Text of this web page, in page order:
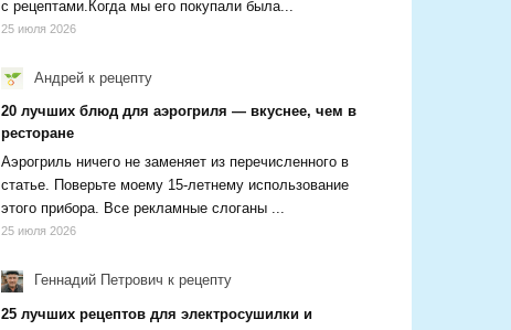
с рецептами.Когда мы его покупали была...
25 июля 2026
Андрей к рецепту
20 лучших блюд для аэрогриля — вкуснее, чем в
ресторане
Аэрогриль ничего не заменяет из перечисленного в
статье. Поверьте моему 15-летнему использование
этого прибора. Все рекламные слоганы ...
25 июля 2026
Геннадий Петрович к рецепту
25 лучших рецептов для электросушилки и